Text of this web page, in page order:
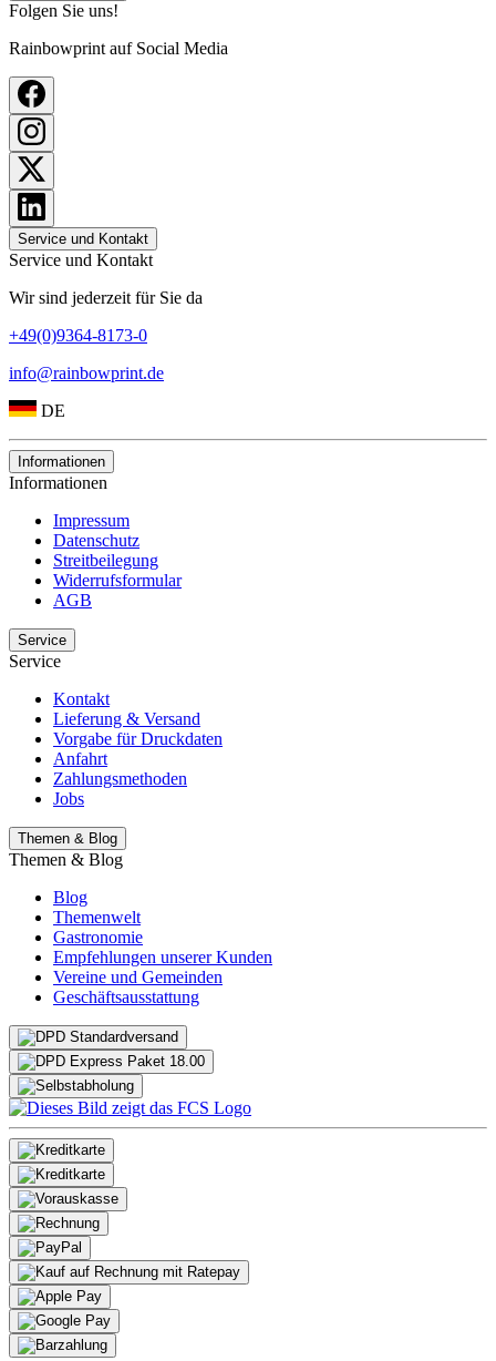
Folgen Sie uns!
Rainbowprint auf Social Media
Service und Kontakt
Service und Kontakt
Wir sind jederzeit für Sie da
+49(0)9364-8173-0
info@rainbowprint.de
DE
Informationen
Informationen
Impressum
Datenschutz
Streitbeilegung
Widerrufsformular
AGB
Service
Service
Kontakt
Lieferung & Versand
Vorgabe für Druckdaten
Anfahrt
Zahlungsmethoden
Jobs
Themen & Blog
Themen & Blog
Blog
Themenwelt
Gastronomie
Empfehlungen unserer Kunden
Vereine und Gemeinden
Geschäftsausstattung